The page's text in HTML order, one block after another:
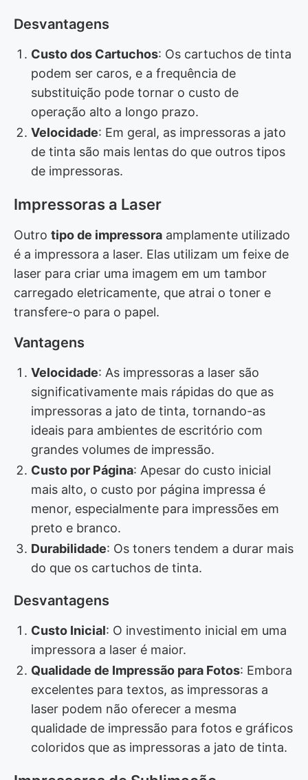
Desvantagens
Custo dos Cartuchos: Os cartuchos de tinta
podem ser caros, e a frequência de
substituição pode tornar o custo de
operação alto a longo prazo.
Velocidade: Em geral, as impressoras a jato
de tinta são mais lentas do que outros tipos
de impressoras.
Impressoras a Laser
Outro tipo de impressora amplamente utilizado
é a impressora a laser. Elas utilizam um feixe de
laser para criar uma imagem em um tambor
carregado eletricamente, que atrai o toner e
transfere-o para o papel.
Vantagens
Velocidade: As impressoras a laser são
significativamente mais rápidas do que as
impressoras a jato de tinta, tornando-as
ideais para ambientes de escritório com
grandes volumes de impressão.
Custo por Página: Apesar do custo inicial
mais alto, o custo por página impressa é
menor, especialmente para impressões em
preto e branco.
Durabilidade: Os toners tendem a durar mais
do que os cartuchos de tinta.
Desvantagens
Custo Inicial: O investimento inicial em uma
impressora a laser é maior.
Qualidade de Impressão para Fotos: Embora
excelentes para textos, as impressoras a
laser podem não oferecer a mesma
qualidade de impressão para fotos e gráficos
coloridos que as impressoras a jato de tinta.